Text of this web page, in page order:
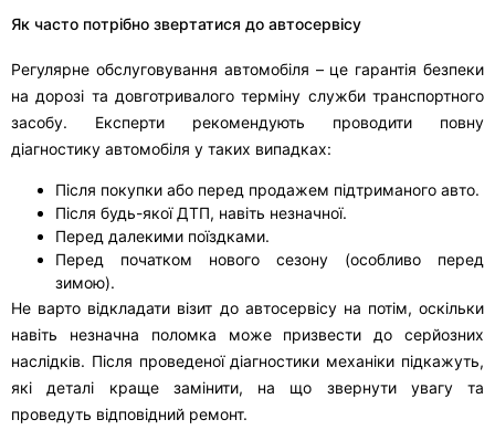
Як часто потрібно звертатися до автосервісу
Регулярне обслуговування автомобіля – це гарантія безпеки
на дорозі та довготривалого терміну служби транспортного
засобу. Експерти рекомендують проводити повну
діагностику автомобіля у таких випадках:
Після покупки або перед продажем підтриманого авто.
Після будь-якої ДТП, навіть незначної.
Перед далекими поїздками.
Перед початком нового сезону (особливо перед
зимою).
Не варто відкладати візит до автосервісу на потім, оскільки
навіть незначна поломка може призвести до серйозних
наслідків. Після проведеної діагностики механіки підкажуть,
які деталі краще замінити, на що звернути увагу та
проведуть відповідний ремонт.